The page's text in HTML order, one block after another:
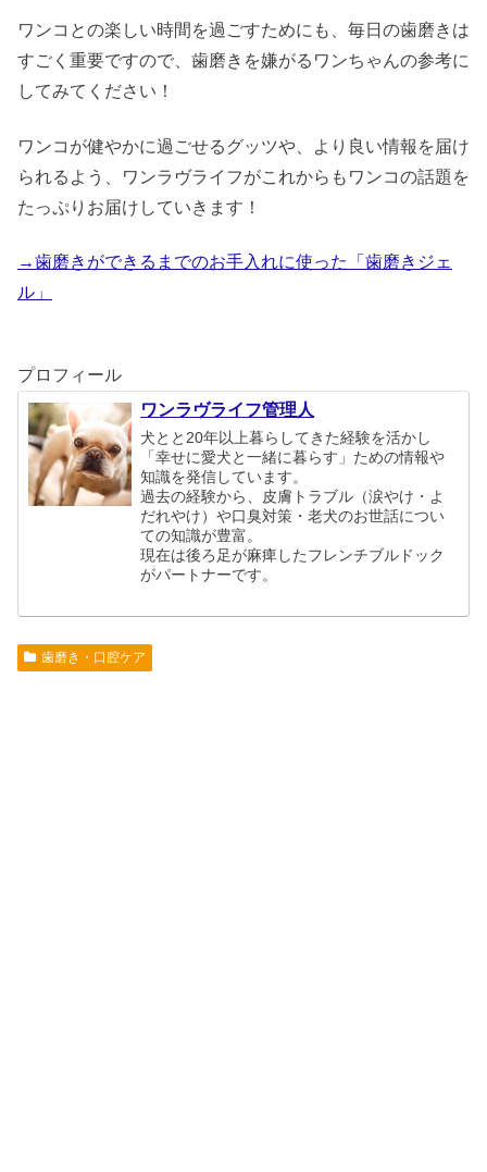
ワンコとの楽しい時間を過ごすためにも、毎日の歯磨きは
すごく重要ですので、歯磨きを嫌がるワンちゃんの参考に
してみてください！
ワンコが健やかに過ごせるグッツや、より良い情報を届け
られるよう、ワンラヴライフがこれからもワンコの話題を
たっぷりお届けしていきます！
→歯磨きができるまでのお手入れに使った「歯磨きジェ
ル」
プロフィール
ワンラヴライフ管理人
犬とと20年以上暮らしてきた経験を活かし
「幸せに愛犬と一緒に暮らす」ための情報や
知識を発信しています。
過去の経験から、皮膚トラブル（涙やけ・よ
だれやけ）や口臭対策・老犬のお世話につい
ての知識が豊富。
現在は後ろ足が麻痺したフレンチブルドック
がパートナーです。
歯磨き・口腔ケア